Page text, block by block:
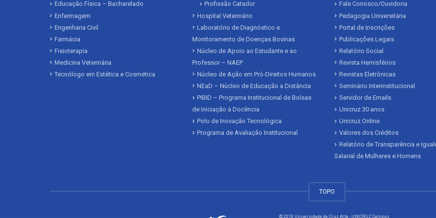
Educação Física – Bacharelado
Enfermagem
Engenharia Civil
Farmácia
Fisioterapia
Medicina Veterinária
Tecnólogo em Estética e Cosmética
Profissão Catador
Hospital Veterinário
Laboratório de Diagnóstico e
Monitoramento de Doenças Bovinas
Núcleo de Apoio ao Estudante e ao
Professor – NAEP
Núcleo de Ação em Pró-Direitos Humanos
NEaD – Núcleo de Educação a Distância
PIBID – Programa Institucional de Bolsas
de Iniciação à Docência
Polo de Inovação Tecnológica
Programa de Avaliação Institucional
Fale Conosco/Ouvidoria
Pedagogia Universitária
Portal de Inscrições
Publicações Legais
Relatório Social
Revista Hemisférios
Revistas Eletrônicas
Seminário Interinstitucional
Servidor de Emails
Unicruz 30 anos
Unicruz Online
Valores dos Créditos
Relatório de Transparência e
Salarial de Mulheres e Homens
TOPO
© 2018 Universidade de Cruz Alta - UNICRUZ Campus